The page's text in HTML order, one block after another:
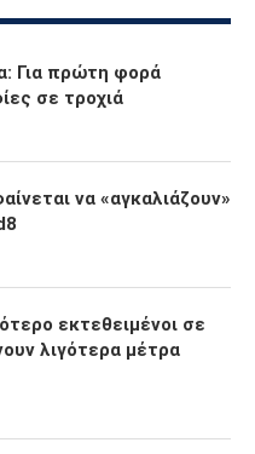
Για πρώτη φορά
να «αγκαλιάζουν»